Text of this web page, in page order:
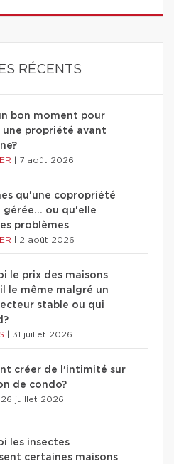
RÉCENTS
bon moment pour
une propriété avant
7 août 2026
qu'une copropriété
gérée… ou qu'elle
problèmes
2 août 2026
le prix des maisons
le même malgré un
stable ou qui
31 juillet 2026
créer de l'intimité sur
de condo?
26 juillet 2026
les insectes
certaines maisons